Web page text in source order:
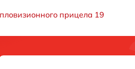
прицела 19